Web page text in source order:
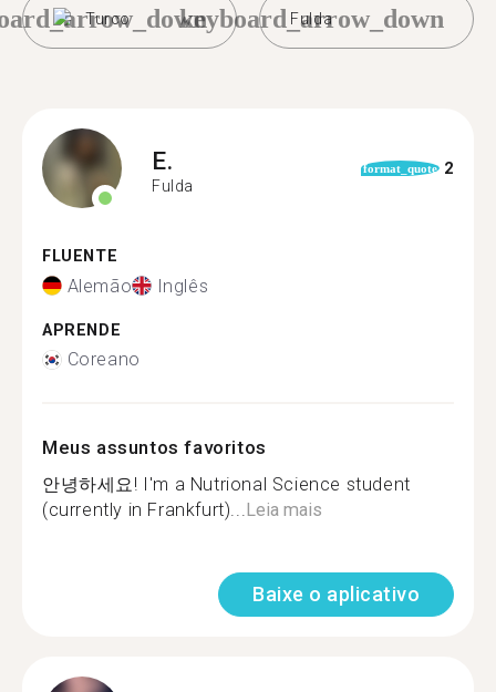
Turco Fulda
keyboard_arrow_down
E.
Fulda
format_quote 2
FLUENTE
Alemão Inglês
APRENDE
Coreano
Meus assuntos favoritos
안녕하세요! I'm a Nutrional Science student
(currently in Frankfurt)...Leia mais
Baixe o aplicativo